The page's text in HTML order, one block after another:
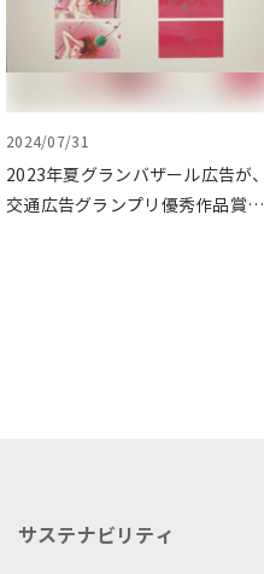
2024/07/31
2023年夏グランバザール広告が、
交通広告グランプリ優秀作品賞を
サステナビリティ